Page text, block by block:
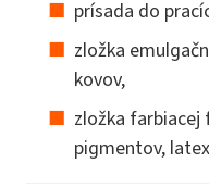
prísada do
zložka
kovov,
zložka
pigmentov,